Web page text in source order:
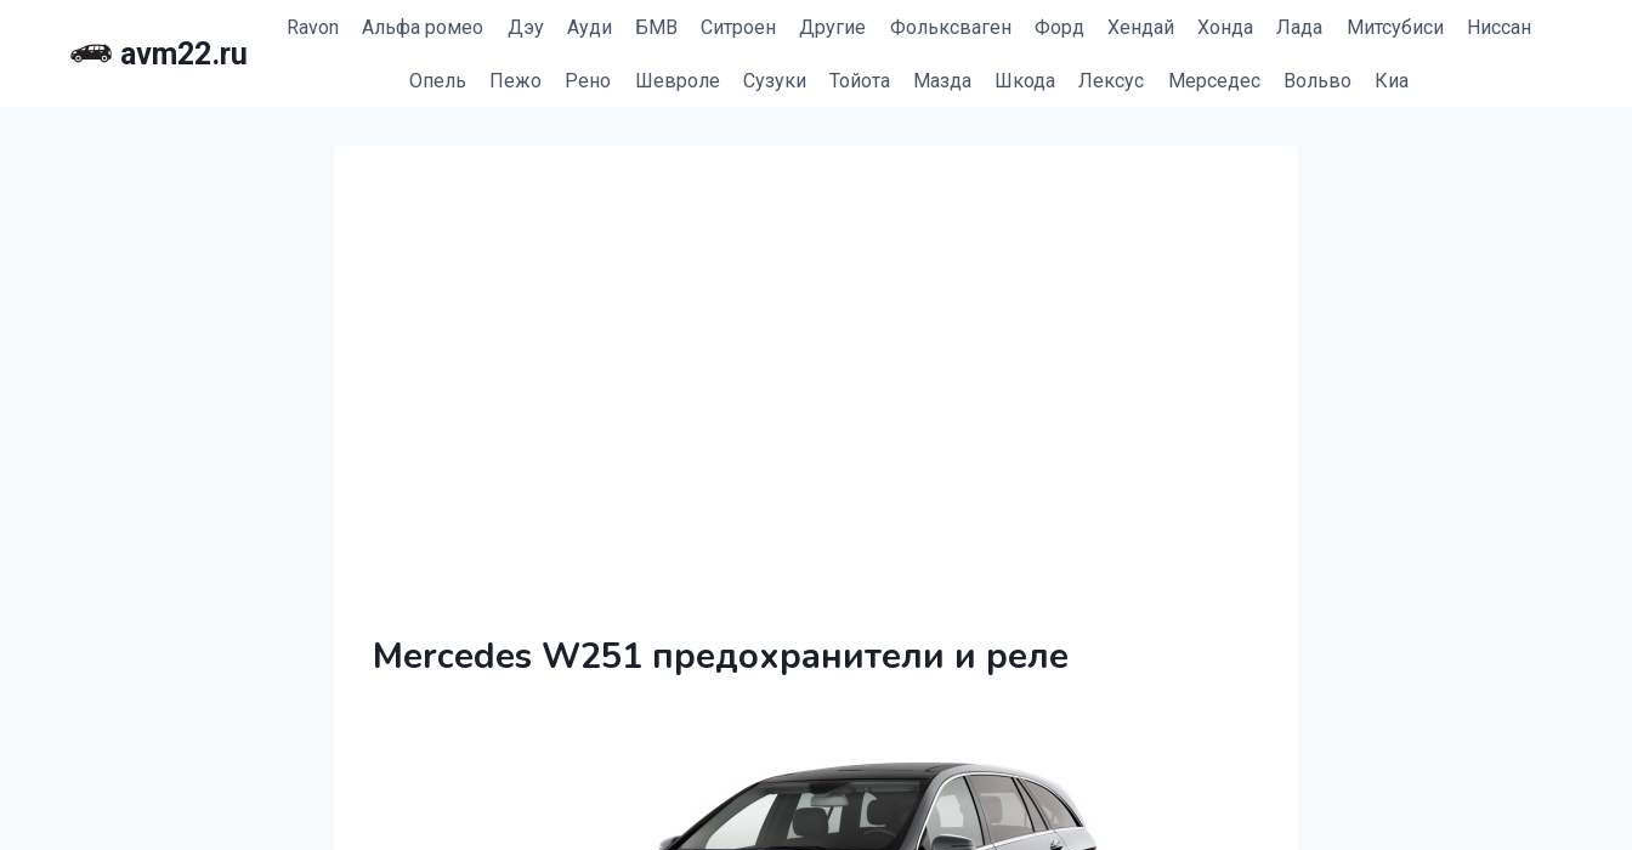
avm22.ru
Ravon Альфа ромео Дэу Ауди БМВ Cитроен Другие Фольксваген Форд Хендай Хонда Лада Митсубиси Ниссан
Опель Пежо Рено Шевроле Сузуки Тойота Мазда Шкода Лексус Мерседес Вольво Киа
Mercedes W251 предохранители и реле